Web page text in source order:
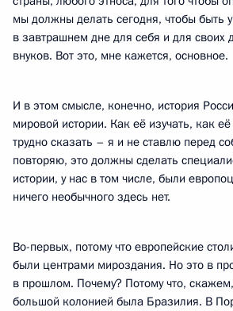
мы должны делать сегодня, чтобы быть
в завтрашнем дне для себя и для своих
внуков. Вот это, мне кажется, основное.
И в этом смысле, конечно, история
мировой истории. Как её изучать, как
трудно сказать – я и не ставлю перед
повторяю, это должны сделать
истории, у нас в том числе, были
ничего необычного здесь нет.
Во-первых, потому что европейские
были центрами мироздания. Но это в
в прошлом. Почему? Потому что,
большой колонией была Бразилия. В